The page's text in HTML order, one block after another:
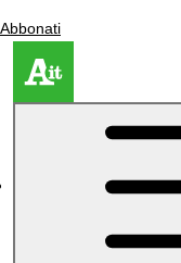
Abbonati